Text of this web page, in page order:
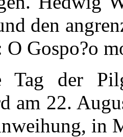
den
Gospo?o
Tag der
am 22.
in